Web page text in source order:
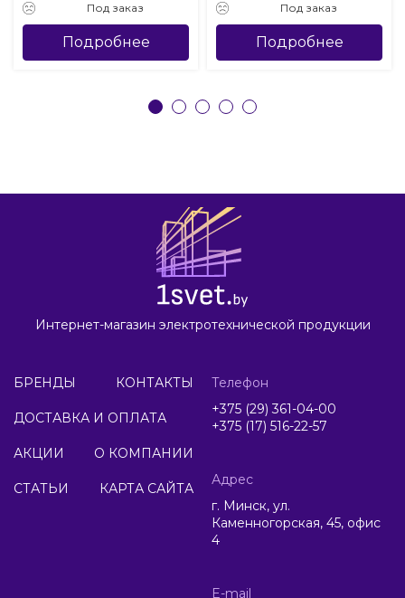
Под заказ
Подробнее
Под заказ
Подробнее
Интернет-магазин электротехнической продукции
БРЕНДЫ КОНТАКТЫ
ДОСТАВКА И ОПЛАТА
АКЦИИ О КОМПАНИИ
СТАТЬИ КАРТА САЙТА
Телефон
+375 (29) 361-04-00
+375 (17) 516-22-57
Адрес
г. Минск, ул.
Каменногорская, 45, офис
4
E-mail